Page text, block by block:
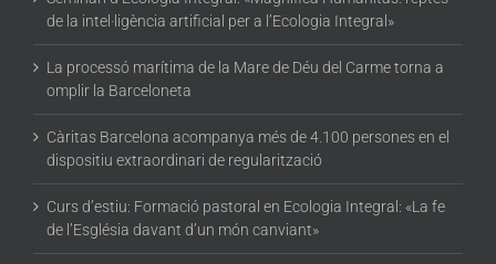
de la intel·ligència artificial per a l’Ecologia Integral»
La processó marítima de la Mare de Déu del Carme torna a
omplir la Barceloneta
Càritas Barcelona acompanya més de 4.100 persones en el
dispositiu extraordinari de regularització
Curs d’estiu: Formació pastoral en Ecologia Integral: «La fe
de l’Església davant d’un món canviant»